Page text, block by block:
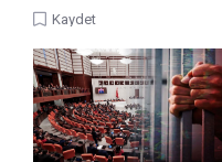
Kaydet